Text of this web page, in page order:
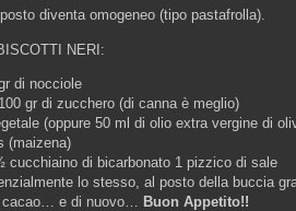
diventa omogeneo (tipo pastafrolla).
NERI:
di nocciole
gr di zucchero (di canna è meglio)
(oppure 50 ml di olio extra vergine di
(maizena)
cucchiaino di bicarbonato 1 pizzico di sale
lo stesso, al posto della buccia
cacao… e di nuovo… Buon Appetito!!